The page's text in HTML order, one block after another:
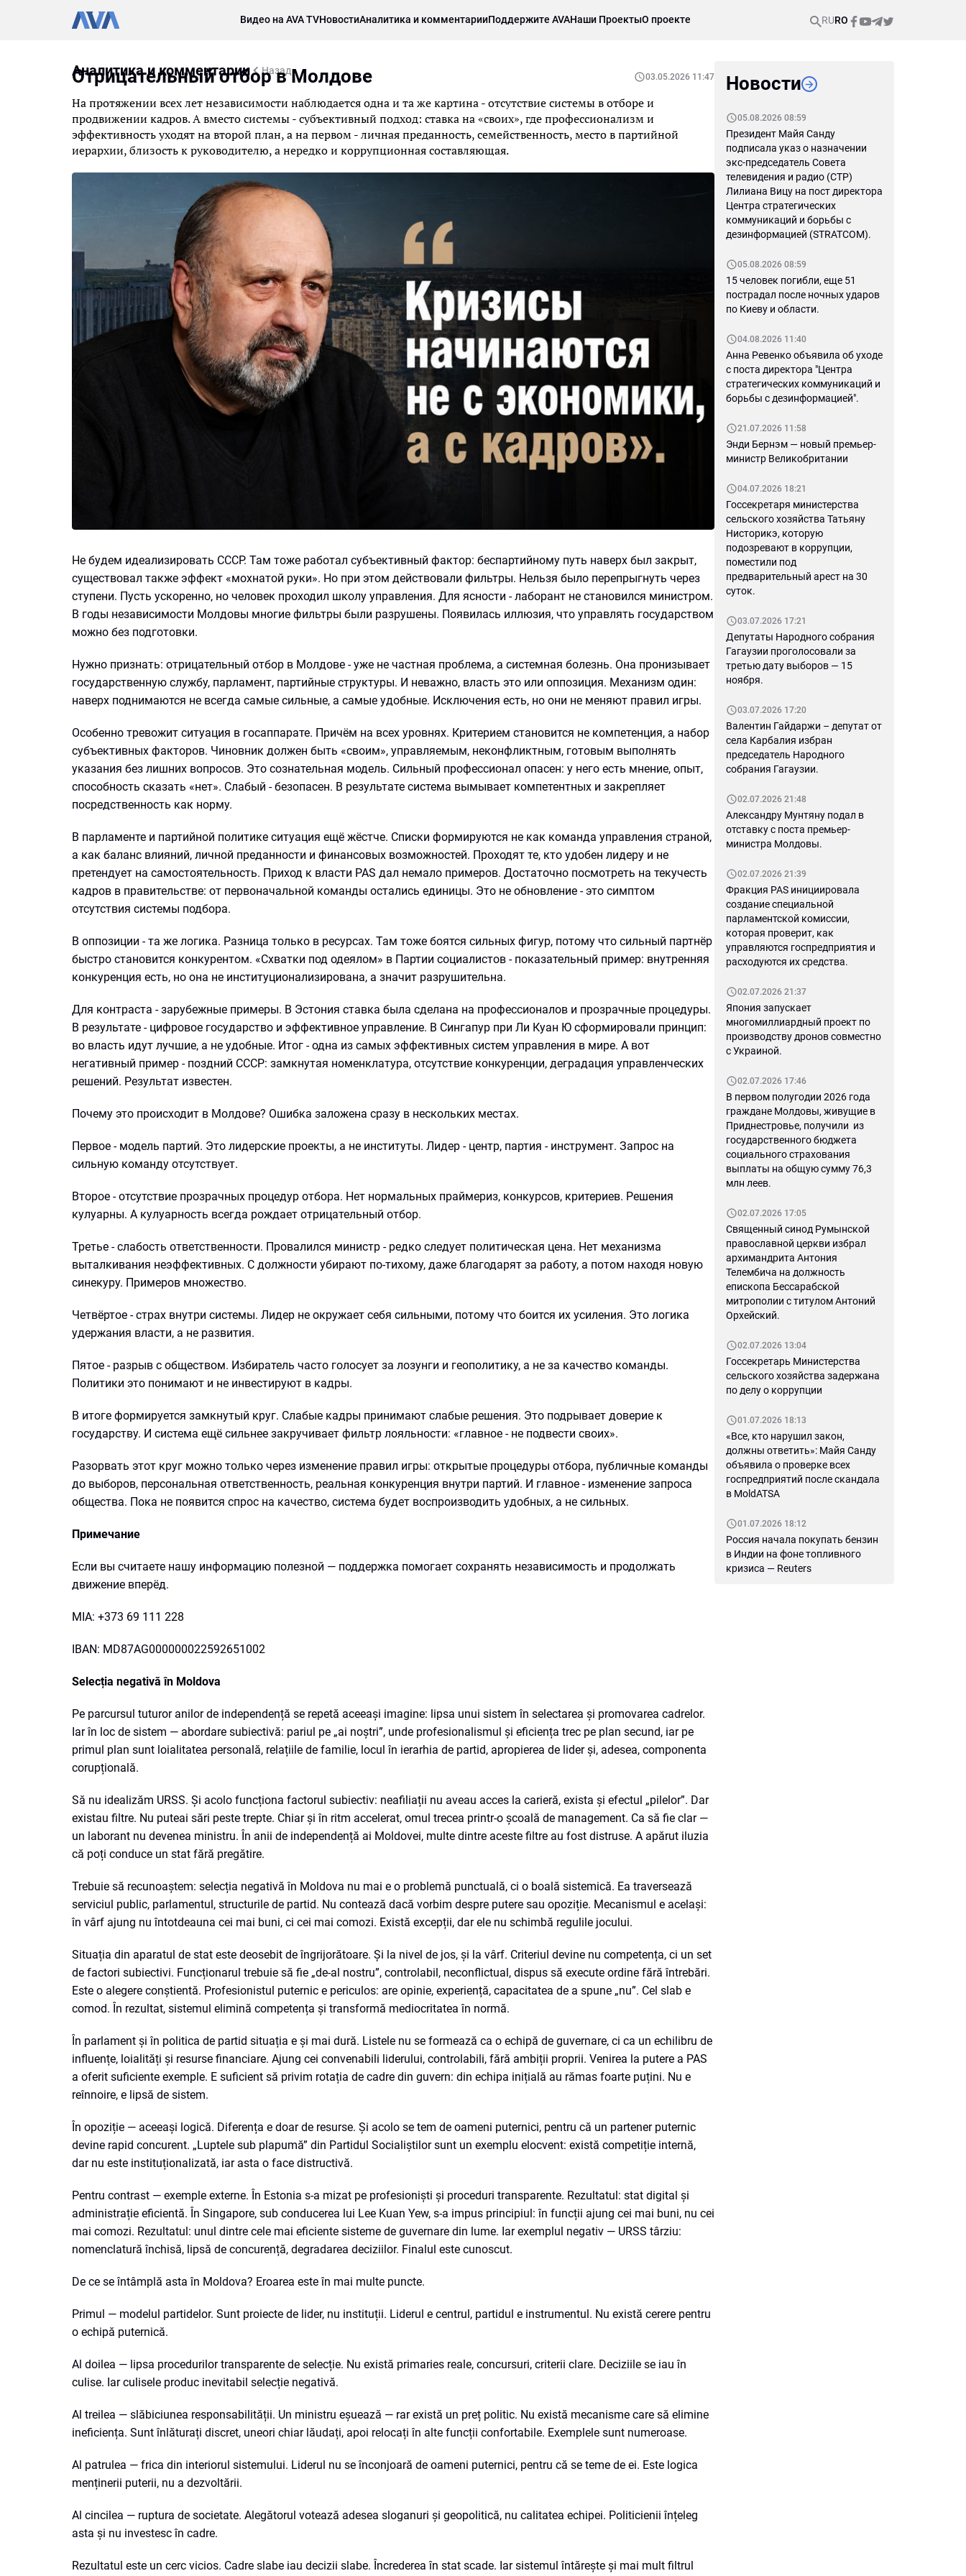
Видео на AVA TVНовостиАналитика и комментарииПоддержите AVAНаши ПроектыО проекте RURO
Аналитика и комментарии Назад
Отрицательный отбор в Молдове 03.05.2026 11:47
На протяжении всех лет независимости наблюдается одна и та же картина - отсутствие системы в отборе и
продвижении кадров. А вместо системы - субъективный подход: ставка на «своих», где профессионализм и
эффективность уходят на второй план, а на первом - личная преданность, семейственность, место в партийной
иерархии, близость к руководителю, а нередко и коррупционная составляющая.
Не будем идеализировать СССР. Там тоже работал субъективный фактор: беспартийному путь наверх был закрыт,
существовал также эффект «мохнатой руки». Но при этом действовали фильтры. Нельзя было перепрыгнуть через
ступени. Пусть ускоренно, но человек проходил школу управления. Для ясности - лаборант не становился министром.
В годы независимости Молдовы многие фильтры были разрушены. Появилась иллюзия, что управлять государством
можно без подготовки.
Нужно признать: отрицательный отбор в Молдове - уже не частная проблема, а системная болезнь. Она пронизывает
государственную службу, парламент, партийные структуры. И неважно, власть это или оппозиция. Механизм один:
наверх поднимаются не всегда самые сильные, а самые удобные. Исключения есть, но они не меняют правил игры.
Особенно тревожит ситуация в госаппарате. Причём на всех уровнях. Критерием становится не компетенция, а набор
субъективных факторов. Чиновник должен быть «своим», управляемым, неконфликтным, готовым выполнять
указания без лишних вопросов. Это сознательная модель. Сильный профессионал опасен: у него есть мнение, опыт,
способность сказать «нет». Слабый - безопасен. В результате система вымывает компетентных и закрепляет
посредственность как норму.
В парламенте и партийной политике ситуация ещё жёстче. Списки формируются не как команда управления страной,
а как баланс влияний, личной преданности и финансовых возможностей. Проходят те, кто удобен лидеру и не
претендует на самостоятельность. Приход к власти PAS дал немало примеров. Достаточно посмотреть на текучесть
кадров в правительстве: от первоначальной команды остались единицы. Это не обновление - это симптом
отсутствия системы подбора.
В оппозиции - та же логика. Разница только в ресурсах. Там тоже боятся сильных фигур, потому что сильный партнёр
быстро становится конкурентом. «Схватки под одеялом» в Партии социалистов - показательный пример: внутренняя
конкуренция есть, но она не институционализирована, а значит разрушительна.
Для контраста - зарубежные примеры. В Эстония ставка была сделана на профессионалов и прозрачные процедуры.
В результате - цифровое государство и эффективное управление. В Сингапур при Ли Куан Ю сформировали принцип:
во власть идут лучшие, а не удобные. Итог - одна из самых эффективных систем управления в мире. А вот
негативный пример - поздний СССР: замкнутая номенклатура, отсутствие конкуренции, деградация управленческих
решений. Результат известен.
Почему это происходит в Молдове? Ошибка заложена сразу в нескольких местах.
Первое - модель партий. Это лидерские проекты, а не институты. Лидер - центр, партия - инструмент. Запрос на
сильную команду отсутствует.
Второе - отсутствие прозрачных процедур отбора. Нет нормальных праймериз, конкурсов, критериев. Решения
кулуарны. А кулуарность всегда рождает отрицательный отбор.
Третье - слабость ответственности. Провалился министр - редко следует политическая цена. Нет механизма
выталкивания неэффективных. С должности убирают по-тихому, даже благодарят за работу, а потом находя новую
синекуру. Примеров множество.
Четвёртое - страх внутри системы. Лидер не окружает себя сильными, потому что боится их усиления. Это логика
удержания власти, а не развития.
Пятое - разрыв с обществом. Избиратель часто голосует за лозунги и геополитику, а не за качество команды.
Политики это понимают и не инвестируют в кадры.
В итоге формируется замкнутый круг. Слабые кадры принимают слабые решения. Это подрывает доверие к
государству. И система ещё сильнее закручивает фильтр лояльности: «главное - не подвести своих».
Разорвать этот круг можно только через изменение правил игры: открытые процедуры отбора, публичные команды
до выборов, персональная ответственность, реальная конкуренция внутри партий. И главное - изменение запроса
общества. Пока не появится спрос на качество, система будет воспроизводить удобных, а не сильных.
Примечание
Если вы считаете нашу информацию полезной — поддержка помогает сохранять независимость и продолжать
движение вперёд.
MIA: +373 69 111 228
IBAN: MD87AG000000022592651002
Selecția negativă în Moldova
Pe parcursul tuturor anilor de independență se repetă aceeași imagine: lipsa unui sistem în selectarea și promovarea cadrelor.
Iar în loc de sistem — abordare subiectivă: pariul pe „ai noștri”, unde profesionalismul și eficiența trec pe plan secund, iar pe
primul plan sunt loialitatea personală, relațiile de familie, locul în ierarhia de partid, apropierea de lider și, adesea, componenta
corupțională.
Să nu idealizăm URSS. Și acolo funcționa factorul subiectiv: neafiliații nu aveau acces la carieră, exista și efectul „pilelor”. Dar
existau filtre. Nu puteai sări peste trepte. Chiar și în ritm accelerat, omul trecea printr-o școală de management. Ca să fie clar —
un laborant nu devenea ministru. În anii de independență ai Moldovei, multe dintre aceste filtre au fost distruse. A apărut iluzia
că poți conduce un stat fără pregătire.
Trebuie să recunoaștem: selecția negativă în Moldova nu mai e o problemă punctuală, ci o boală sistemică. Ea traversează
serviciul public, parlamentul, structurile de partid. Nu contează dacă vorbim despre putere sau opoziție. Mecanismul e același:
în vârf ajung nu întotdeauna cei mai buni, ci cei mai comozi. Există excepții, dar ele nu schimbă regulile jocului.
Situația din aparatul de stat este deosebit de îngrijorătoare. Și la nivel de jos, și la vârf. Criteriul devine nu competența, ci un set
de factori subiectivi. Funcționarul trebuie să fie „de-al nostru”, controlabil, neconflictual, dispus să execute ordine fără întrebări.
Este o alegere conștientă. Profesionistul puternic e periculos: are opinie, experiență, capacitatea de a spune „nu”. Cel slab e
comod. În rezultat, sistemul elimină competența și transformă mediocritatea în normă.
În parlament și în politica de partid situația e și mai dură. Listele nu se formează ca o echipă de guvernare, ci ca un echilibru de
influențe, loialități și resurse financiare. Ajung cei convenabili liderului, controlabili, fără ambiții proprii. Venirea la putere a PAS
a oferit suficiente exemple. E suficient să privim rotația de cadre din guvern: din echipa inițială au rămas foarte puțini. Nu e
reînnoire, e lipsă de sistem.
În opoziție — aceeași logică. Diferența e doar de resurse. Și acolo se tem de oameni puternici, pentru că un partener puternic
devine rapid concurent. „Luptele sub plapumă” din Partidul Socialiștilor sunt un exemplu elocvent: există competiție internă,
dar nu este instituționalizată, iar asta o face distructivă.
Pentru contrast — exemple externe. În Estonia s-a mizat pe profesioniști și proceduri transparente. Rezultatul: stat digital și
administrație eficientă. În Singapore, sub conducerea lui Lee Kuan Yew, s-a impus principiul: în funcții ajung cei mai buni, nu cei
mai comozi. Rezultatul: unul dintre cele mai eficiente sisteme de guvernare din lume. Iar exemplul negativ — URSS târziu:
nomenclatură închisă, lipsă de concurență, degradarea deciziilor. Finalul este cunoscut.
De ce se întâmplă asta în Moldova? Eroarea este în mai multe puncte.
Primul — modelul partidelor. Sunt proiecte de lider, nu instituții. Liderul e centrul, partidul e instrumentul. Nu există cerere pentru
o echipă puternică.
Al doilea — lipsa procedurilor transparente de selecție. Nu există primaries reale, concursuri, criterii clare. Deciziile se iau în
culise. Iar culisele produc inevitabil selecție negativă.
Al treilea — slăbiciunea responsabilității. Un ministru eșuează — rar există un preț politic. Nu există mecanisme care să elimine
ineficiența. Sunt înlăturați discret, uneori chiar lăudați, apoi relocați în alte funcții confortabile. Exemplele sunt numeroase.
Al patrulea — frica din interiorul sistemului. Liderul nu se înconjoară de oameni puternici, pentru că se teme de ei. Este logica
menținerii puterii, nu a dezvoltării.
Al cincilea — ruptura de societate. Alegătorul votează adesea sloganuri și geopolitică, nu calitatea echipei. Politicienii înțeleg
asta și nu investesc în cadre.
Rezultatul este un cerc vicios. Cadre slabe iau decizii slabe. Încrederea în stat scade. Iar sistemul întărește și mai mult filtrul
Новости
05.08.2026 08:59
Президент Майя Санду
подписала указ о назначении
экс-председатель Совета
телевидения и радио (СТР)
Лилиана Вицу на пост директора
Центра стратегических
коммуникаций и борьбы с
дезинформацией (STRATCOM).
05.08.2026 08:59
15 человек погибли, еще 51
пострадал после ночных ударов
по Киеву и области.
04.08.2026 11:40
Анна Ревенко объявила об уходе
с поста директора "Центра
стратегических коммуникаций и
борьбы с дезинформацией".
21.07.2026 11:58
Энди Бернэм — новый премьер-
министр Великобритании
04.07.2026 18:21
Госсекретаря министерства
сельского хозяйства Татьяну
Нисторикэ, которую
подозревают в коррупции,
поместили под
предварительный арест на 30
суток.
03.07.2026 17:21
Депутаты Народного собрания
Гагаузии проголосовали за
третью дату выборов — 15
ноября.
03.07.2026 17:20
Валентин Гайдаржи – депутат от
села Карбалия избран
председатель Народного
собрания Гагаузии.
02.07.2026 21:48
Александру Мунтяну подал в
отставку с поста премьер-
министра Молдовы.
02.07.2026 21:39
Фракция PAS инициировала
создание специальной
парламентской комиссии,
которая проверит, как
управляются госпредприятия и
расходуются их средства.
02.07.2026 21:37
Япония запускает
многомиллиардный проект по
производству дронов совместно
с Украиной.
02.07.2026 17:46
В первом полугодии 2026 года
граждане Молдовы, живущие в
Приднестровье, получили из
государственного бюджета
социального страхования
выплаты на общую сумму 76,3
млн леев.
02.07.2026 17:05
Священный синод Румынской
православной церкви избрал
архимандрита Антония
Телембича на должность
епископа Бессарабской
митрополии с титулом Антоний
Орхейский.
02.07.2026 13:04
Госсекретарь Министерства
сельского хозяйства задержана
по делу о коррупции
01.07.2026 18:13
«Все, кто нарушил закон,
должны ответить»: Майя Санду
объявила о проверке всех
госпредприятий после скандала
в MoldATSA
01.07.2026 18:12
Россия начала покупать бензин
в Индии на фоне топливного
кризиса — Reuters